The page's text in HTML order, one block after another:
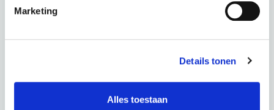
Marketing
Details tonen
Alles toestaan
Période
60 mois
SAUVEGARDER